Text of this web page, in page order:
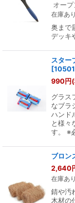
オー
在庫あり
奥まで
デッキ
スター
[
990円
グラス
なブラ
ハンド
と様々
す。 ※
ブロン
2,640
在庫あり
錆や汚
木材の